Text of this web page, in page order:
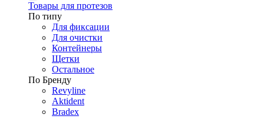
Товары для протезов
По типу
Для фиксации
Для очистки
Контейнеры
Щетки
Остальное
По Бренду
Revyline
Aktident
Bradex